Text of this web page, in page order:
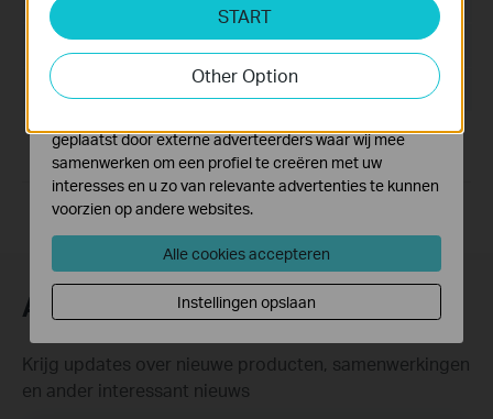
Bestandsgrootte:18.63 MB
Besturingssysteem: WinXP/Vista/7
Notes:
For TL-WN951N V3
Abonneer
Krijg updates over nieuwe producten, samenwerkingen
en ander interessant nieuws
START
Other Option
Cookies voor analyse geven ons de mogelijkheid uw
activiteiten op onze website te volgen en zo de
functionaliteit van de website aan te passen en te
verbeteren.
geplaatst door externe adverteerders waar wij mee
samenwerken om een profiel te creëren met uw
interesses en u zo van relevante advertenties te kunnen
voorzien op andere websites.
Alle cookies accepteren
Instellingen opslaan